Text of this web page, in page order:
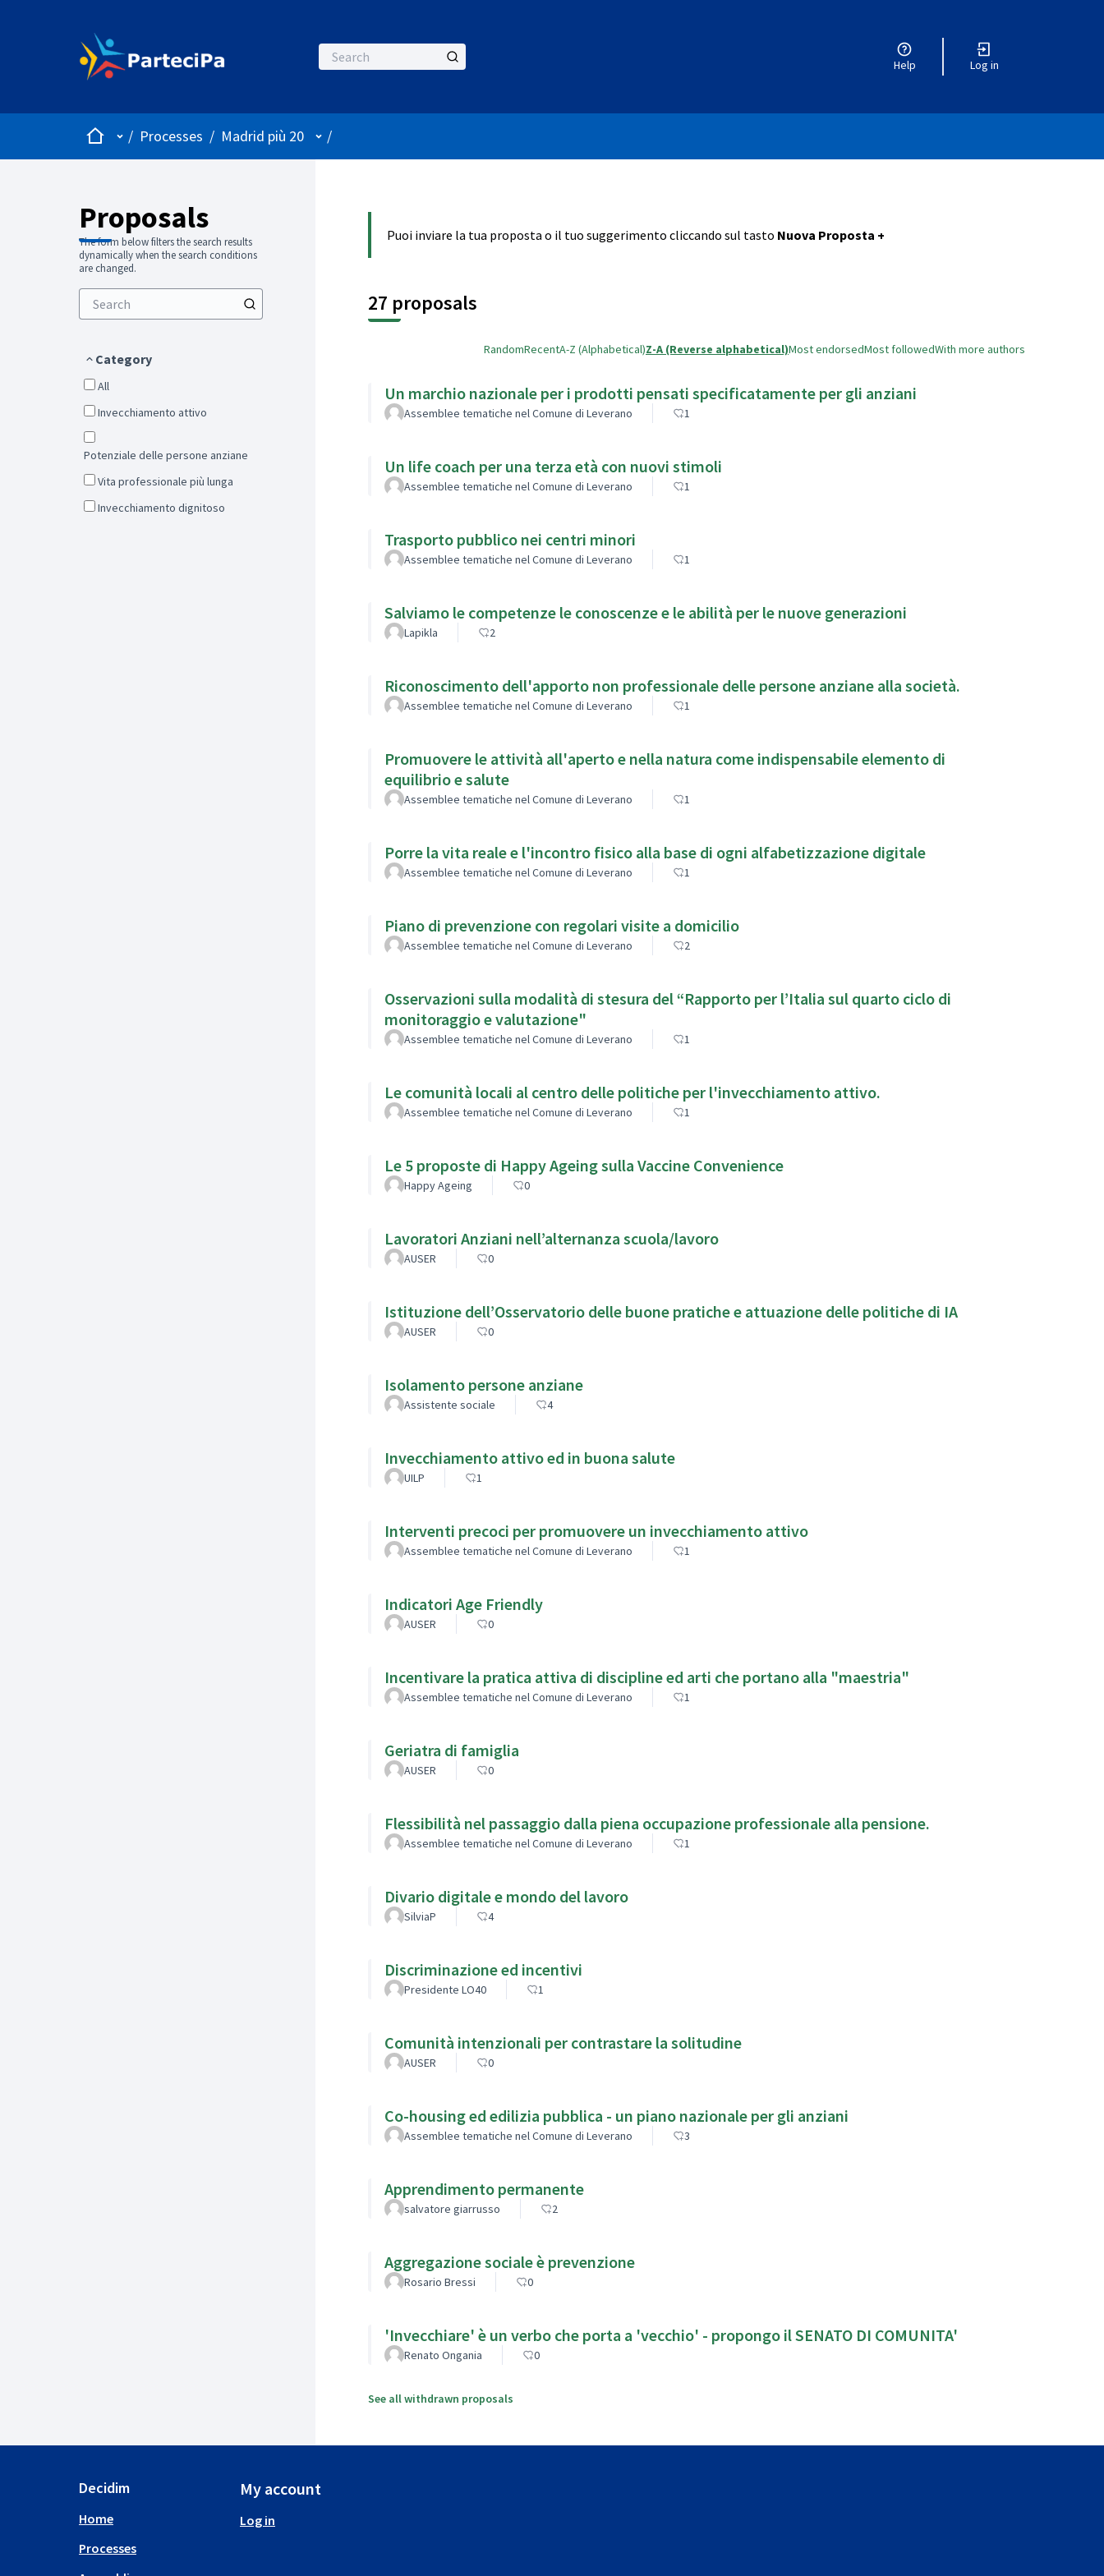
Help Log in
HomeMain menu
/ Processes / Madrid più 20 User menu
/
Proposals
The form below filters the search results
dynamically when the search conditions
are changed.
Category
All
Invecchiamento attivo
Potenziale delle persone anziane
Vita professionale più lunga
Invecchiamento dignitoso
Puoi inviare la tua proposta o il tuo suggerimento cliccando sul tasto Nuova Proposta +
27 proposals
RandomRecentA-Z (Alphabetical)Z-A (Reverse alphabetical)Most endorsedMost followedWith more authors
Un marchio nazionale per i prodotti pensati specificatamente per gli anziani
Assemblee tematiche nel Comune di Leverano 1
Un life coach per una terza età con nuovi stimoli
Assemblee tematiche nel Comune di Leverano 1
Trasporto pubblico nei centri minori
Assemblee tematiche nel Comune di Leverano 1
Salviamo le competenze le conoscenze e le abilità per le nuove generazioni
Lapikla 2
Riconoscimento dell'apporto non professionale delle persone anziane alla società.
Assemblee tematiche nel Comune di Leverano 1
Promuovere le attività all'aperto e nella natura come indispensabile elemento di
equilibrio e salute
Assemblee tematiche nel Comune di Leverano 1
Porre la vita reale e l'incontro fisico alla base di ogni alfabetizzazione digitale
Assemblee tematiche nel Comune di Leverano 1
Piano di prevenzione con regolari visite a domicilio
Assemblee tematiche nel Comune di Leverano 2
Osservazioni sulla modalità di stesura del “Rapporto per l’Italia sul quarto ciclo di
monitoraggio e valutazione"
Assemblee tematiche nel Comune di Leverano 1
Le comunità locali al centro delle politiche per l'invecchiamento attivo.
Assemblee tematiche nel Comune di Leverano 1
Le 5 proposte di Happy Ageing sulla Vaccine Convenience
Happy Ageing 0
Lavoratori Anziani nell’alternanza scuola/lavoro
AUSER 0
Istituzione dell’Osservatorio delle buone pratiche e attuazione delle politiche di IA
AUSER 0
Isolamento persone anziane
Assistente sociale 4
Invecchiamento attivo ed in buona salute
UILP 1
Interventi precoci per promuovere un invecchiamento attivo
Assemblee tematiche nel Comune di Leverano 1
Indicatori Age Friendly
AUSER 0
Incentivare la pratica attiva di discipline ed arti che portano alla "maestria"
Assemblee tematiche nel Comune di Leverano 1
Geriatra di famiglia
AUSER 0
Flessibilità nel passaggio dalla piena occupazione professionale alla pensione.
Assemblee tematiche nel Comune di Leverano 1
Divario digitale e mondo del lavoro
SilviaP 4
Discriminazione ed incentivi
Presidente LO40 1
Comunità intenzionali per contrastare la solitudine
AUSER 0
Co-housing ed edilizia pubblica - un piano nazionale per gli anziani
Assemblee tematiche nel Comune di Leverano 3
Apprendimento permanente
salvatore giarrusso 2
Aggregazione sociale è prevenzione
Rosario Bressi 0
'Invecchiare' è un verbo che porta a 'vecchio' - propongo il SENATO DI COMUNITA'
Renato Ongania 0
See all withdrawn proposals
Decidim
Home
Processes
My account
Log in